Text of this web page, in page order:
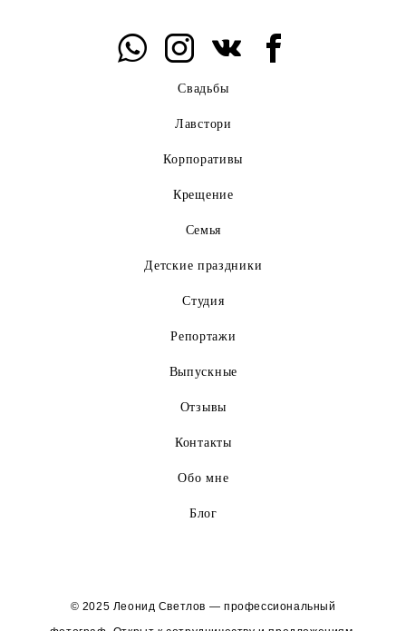
Свадьбы
Лавстори
Корпоративы
Крещение
Семья
Детские праздники
Студия
Репортажи
Выпускные
Отзывы
Контакты
Обо мне
Блог
© 2025 Леонид Светлов — профессиональный